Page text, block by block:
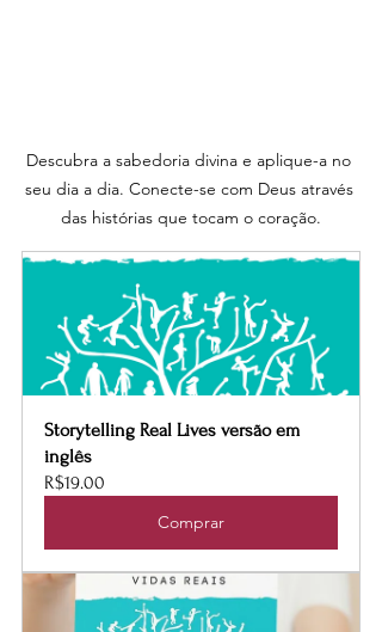
Descubra a sabedoria divina e aplique-a no
seu dia a dia. Conecte-se com Deus através
das histórias que tocam o coração.
Storytelling Real Lives versão em
inglês
R$19.00
Comprar